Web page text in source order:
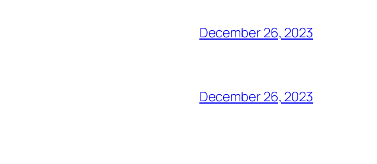
December 26, 2023
December 26, 2023